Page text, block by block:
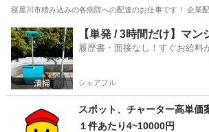
寝屋川市積み込みの各病院への配達のお仕事です！ 企
大阪 寝屋川市 配送 積み込み
【単発 / 3時間だけ】マン
履歴書・面接なし！すぐお給料
シェアフル
スポット、チャーター高単価
１件あたり4~10000円